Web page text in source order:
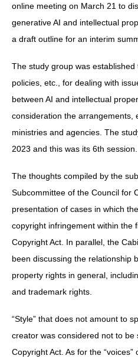
online meeting on March 21 to
generative AI and intellectual
a draft outline for an interim
The study group was
policies, etc., for dealing with
between AI and intellectual
consideration the arrangements,
ministries and agencies. The
2023 and this was its 6th session.
The thoughts compiled by the
Subcommittee of the Council for
presentation of cases in which
copyright infringement within the
Copyright Act. In parallel, the
been discussing the relationship
property rights in general,
and trademark rights.
“Style” that does not amount to
creator was considered not to
Copyright Act. As for the